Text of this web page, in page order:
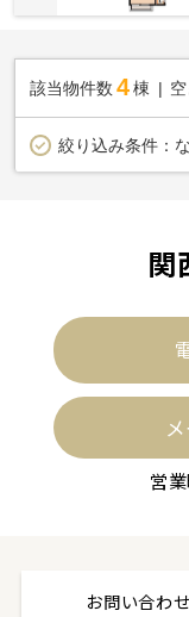
該当物件数 4棟
絞り込み条件：
関
営
お問い合わせ